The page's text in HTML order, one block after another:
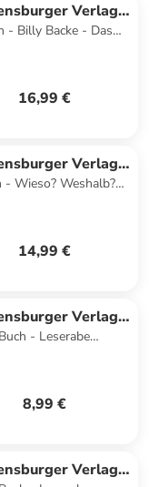
Verlag
GmbH
- Billy Backe - Das
16,99 €
Verlag
GmbH
- Wieso? Weshalb?
14,99 €
Verlag
GmbH
Buch - Leserabe
8,99 €
Verlag